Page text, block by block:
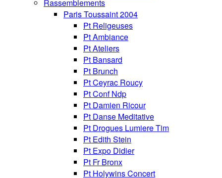
Rassemblements
Paris Toussaint 2004
Pt Religeuses
Pt Ambiance
Pt Ateliers
Pt Bansard
Pt Brunch
Pt Ceyrac Roucy
Pt Conf Ndp
Pt Damien Ricour
Pt Danse Meditative
Pt Drogues Lumiere Tim
Pt Edith Stein
Pt Expo Didier
Pt Fr Bronx
Pt Holywins Concert